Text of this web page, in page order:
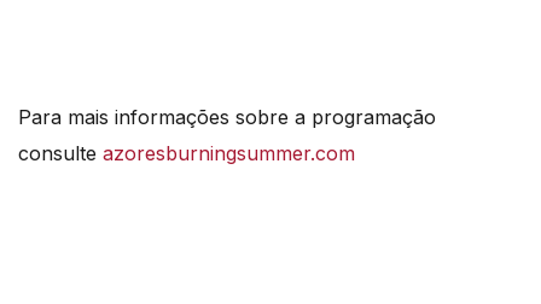
Para mais informações sobre a programação
consulte azoresburningsummer.com